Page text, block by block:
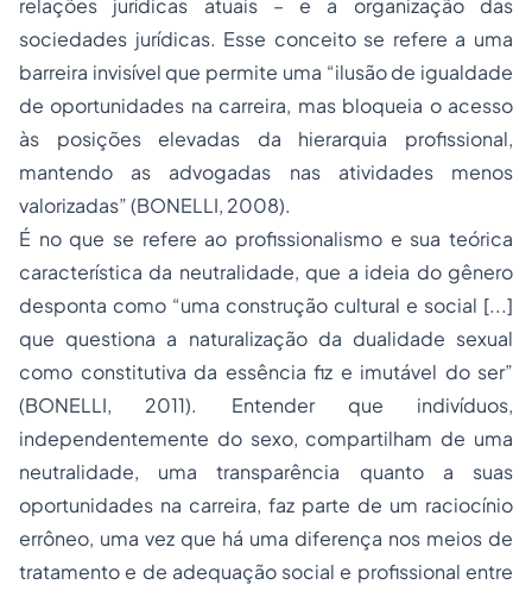
relações jurídicas atuais – e a organização das
sociedades jurídicas. Esse conceito se refere a uma
barreira invisível que permite uma “ilusão de igualdade
de oportunidades na carreira, mas bloqueia o acesso
às posições elevadas da hierarquia profissional,
mantendo as advogadas nas atividades menos
valorizadas” (BONELLI, 2008).
É no que se refere ao profissionalismo e sua teórica
característica da neutralidade, que a ideia do gênero
desponta como “uma construção cultural e social [...]
que questiona a naturalização da dualidade sexual
como constitutiva da essência fiz e imutável do ser”
(BONELLI, 2011). Entender que indivíduos,
independentemente do sexo, compartilham de uma
neutralidade, uma transparência quanto a suas
oportunidades na carreira, faz parte de um raciocínio
errôneo, uma vez que há uma diferença nos meios de
tratamento e de adequação social e profissional entre